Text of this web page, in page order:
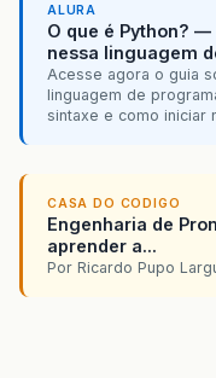
ALURA
O que é Python?
nessa linguagem
Acesse agora o guia
linguagem de
sintaxe e como iniciar
CASA DO CODIGO
Engenharia de
aprender a...
Por Ricardo Pupo